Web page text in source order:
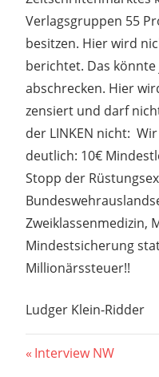
Verlagsgruppen 55
besitzen. Hier wird
berichtet. Das
abschrecken. Hier
zensiert und darf
der LINKEN nicht:
deutlich: 10€
Stopp der
Zweiklassenmedizin,
Mindestsicherung
Millionärssteuer!!
Ludger Klein-Ridder
Vorheriger
Interview NW